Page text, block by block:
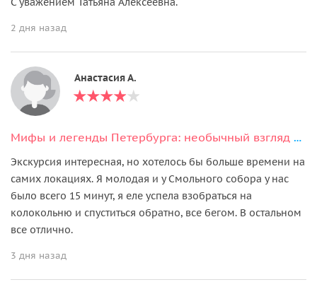
2 дня назад
Анастасия А.
Мифы и легенды Петербурга: необычный взгляд на город
Экскурсия интересная, но хотелось бы больше времени на
самих локациях. Я молодая и у Смольного собора у нас
было всего 15 минут, я еле успела взобраться на
колокольню и спуститься обратно, все бегом. В остальном
все отлично.
3 дня назад